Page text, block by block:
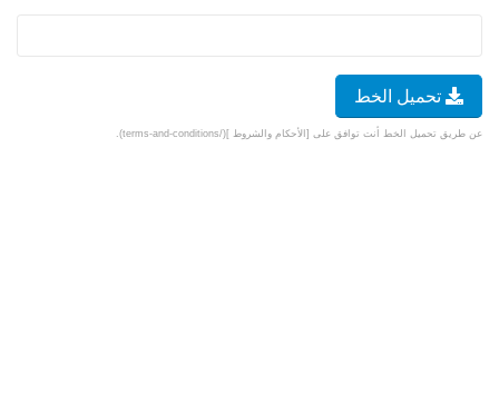
تحميل الخط
عن طريق تحميل الخط أنت توافق على [الأحكام والشروط ](/terms-and-conditions).